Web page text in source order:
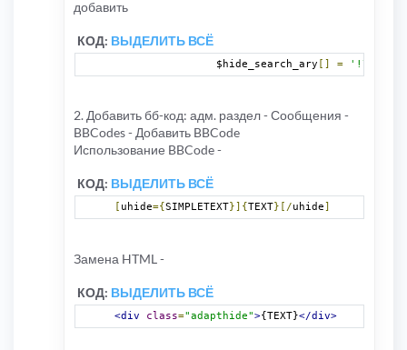
добавить
КОД: ВЫДЕЛИТЬ ВСЁ
		$hide_search_ary
[] =
2. Добавить бб-код: адм. раздел - Сообщения -
BBCodes - Добавить BBCode
Использование BBCode -
КОД: ВЫДЕЛИТЬ ВСЁ
uhide={ SIMPLETEXT}]{ TEXT}[/uhide
Замена HTML -
КОД: ВЫДЕЛИТЬ ВСЁ
<div class="adapthide">{TEXT}</div>